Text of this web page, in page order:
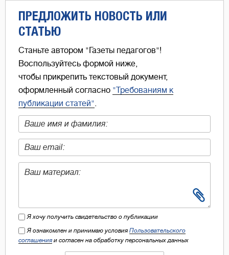
ПРЕДЛОЖИТЬ НОВОСТЬ ИЛИ
СТАТЬЮ
Станьте автором "Газеты педагогов"!
Воспользуйтесь формой ниже,
чтобы прикрепить текстовый документ,
оформленный согласно "Требованиям к
публикации статей"
Я хочу получить свидетельство о публикации
Я ознакомлен и принимаю условия Пользовательского
соглашения и согласен на обработку персональных данных